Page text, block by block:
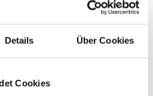
Details Über Cookies
Cookies
103, 119, 120, 121, 127, 135,
124, 146, 185, 187